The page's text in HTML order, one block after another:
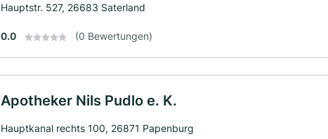
Hauptstr. 527, 26683 Saterland
0.0 (0 Bewertungen)
Apotheker Nils Pudlo e. K.
Hauptkanal rechts 100, 26871 Papenburg